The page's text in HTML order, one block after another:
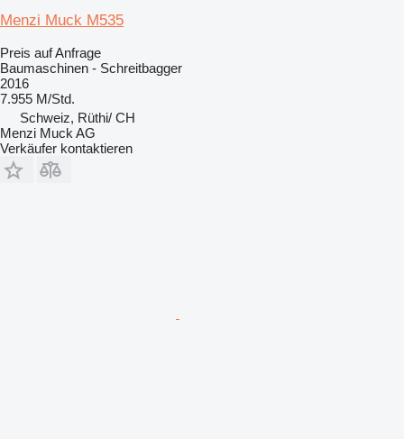
Menzi Muck M535
Preis auf Anfrage
Baumaschinen - Schreitbagger
2016
7.955 M/Std.
Schweiz, Rüthi/ CH
Menzi Muck AG
Verkäufer kontaktieren